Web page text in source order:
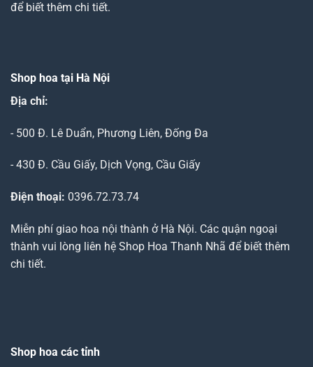
để biết thêm chi tiết.
Shop hoa tại Hà Nội
Địa chỉ:
- 500 Đ. Lê Duẩn, Phương Liên, Đống Đa
- 430 Đ. Cầu Giấy, Dịch Vọng, Cầu Giấy
Điện thoại: 0396.72.73.74
Miễn phí giao hoa nội thành ở Hà Nội. Các quận ngoại
thành vui lòng liên hệ Shop Hoa Thanh Nhã để biết thêm
chi tiết.
Shop hoa các tỉnh